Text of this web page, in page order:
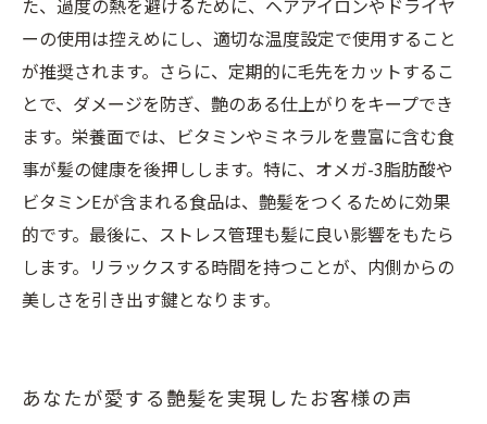
た、過度の熱を避けるために、ヘアアイロンやドライヤ
ーの使用は控えめにし、適切な温度設定で使用すること
が推奨されます。さらに、定期的に毛先をカットするこ
とで、ダメージを防ぎ、艶のある仕上がりをキープでき
ます。栄養面では、ビタミンやミネラルを豊富に含む食
事が髪の健康を後押しします。特に、オメガ-3脂肪酸や
ビタミンEが含まれる食品は、艶髪をつくるために効果
的です。最後に、ストレス管理も髪に良い影響をもたら
します。リラックスする時間を持つことが、内側からの
美しさを引き出す鍵となります。
あなたが愛する艶髪を実現したお客様の声